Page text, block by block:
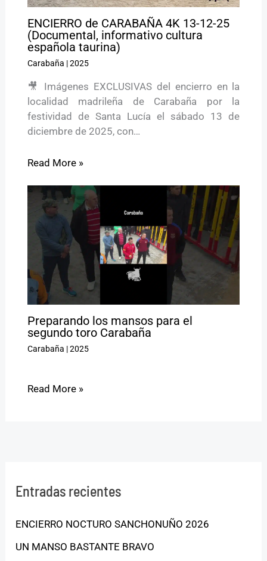
ENCIERRO de CARABAÑA 4K 13-12-25
(Documental, informativo cultura
española taurina)
Carabaña |2025
🎥 Imágenes EXCLUSIVAS del encierro en la
localidad madrileña de Carabaña por la
festividad de Santa Lucía el sábado 13 de
diciembre de 2025, con…
Read More »
Preparando los mansos para el
segundo toro Carabaña
Carabaña |2025
Read More »
Entradas recientes
ENCIERRO NOCTURO SANCHONUÑO 2026
UN MANSO BASTANTE BRAVO